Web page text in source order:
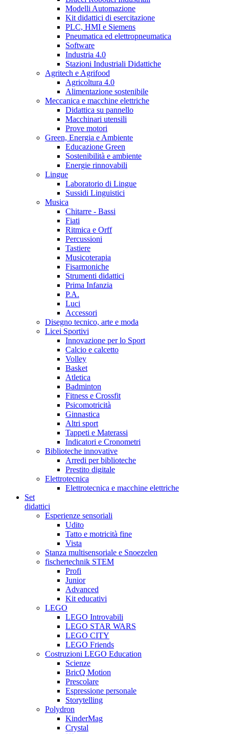
Modelli Automazione
Kit didattici di esercitazione
PLC, HMI e Siemens
Pneumatica ed elettropneumatica
Software
Industria 4.0
Stazioni Industriali Didattiche
Agritech e Agrifood
Agricoltura 4.0
Alimentazione sostenibile
Meccanica e macchine elettriche
Didattica su pannello
Macchinari utensili
Prove motori
Green, Energia e Ambiente
Educazione Green
Sostenibilità e ambiente
Energie rinnovabili
Lingue
Laboratorio di Lingue
Sussidi Linguistici
Musica
Chitarre - Bassi
Fiati
Ritmica e Orff
Percussioni
Tastiere
Musicoterapia
Fisarmoniche
Strumenti didattici
Prima Infanzia
P.A.
Luci
Accessori
Disegno tecnico, arte e moda
Licei Sportivi
Innovazione per lo Sport
Calcio e calcetto
Volley
Basket
Atletica
Badminton
Fitness e Crossfit
Psicomotricità
Ginnastica
Altri sport
Tappeti e Materassi
Indicatori e Cronometri
Biblioteche innovative
Arredi per biblioteche
Prestito digitale
Elettrotecnica
Elettrotecnica e macchine elettriche
Set
didattici
Esperienze sensoriali
Udito
Tatto e motricità fine
Vista
Stanza multisensoriale e Snoezelen
fischertechnik STEM
Profi
Junior
Advanced
Kit educativi
LEGO
LEGO Introvabili
LEGO STAR WARS
LEGO CITY
LEGO Friends
Costruzioni LEGO Education
Scienze
BricQ Motion
Prescolare
Espressione personale
Storytelling
Polydron
KinderMag
Crystal